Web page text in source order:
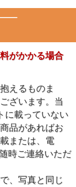
がかかる場合
えるものま
ざいます。当
に載っていない
品があればお
または、電
時ご連絡いただ
、写真と同じ